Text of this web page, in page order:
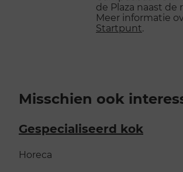
de Plaza naast de
Meer informatie
Startpunt.
Misschien ook
Gespecialiseerd kok
Horeca